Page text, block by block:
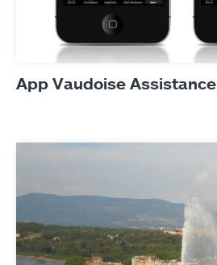
App Vaudoise Assistance